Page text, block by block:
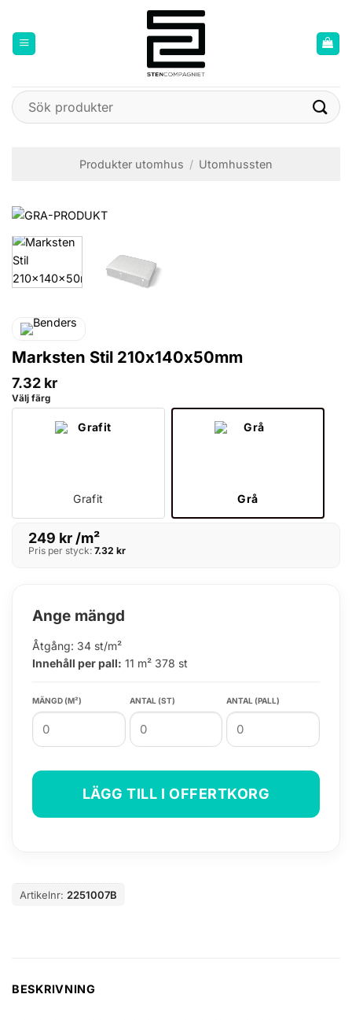
content
Sök
efter:
Produkter utomhus / Utomhussten
Marksten Stil 210x140x50mm
7.32 kr
Välj färg
Grafit Grå
249 kr /m²
Pris per styck: 7.32 kr
Ange mängd
Åtgång: 34 st/m²
Innehåll per pall: 11 m² 378 st
MÄNGD (M²) ANTAL (ST) ANTAL (PALL)
LÄGG TILL I OFFERTKORG
Artikelnr: 2251007B
BESKRIVNING